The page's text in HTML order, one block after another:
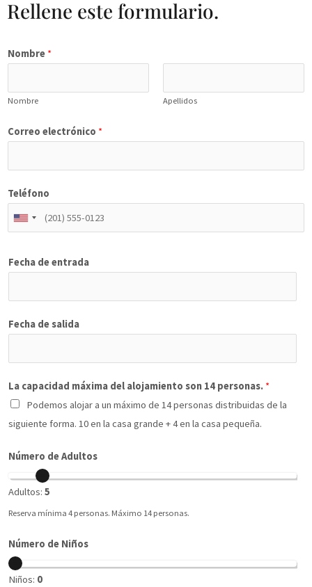
Rellene este formulario.
Nombre *
Nombre Apellidos
Correo electrónico *
Teléfono
Fecha de entrada
Fecha de salida
La capacidad máxima del alojamiento son 14 personas. *
Podemos alojar a un máximo de 14 personas distribuidas de la
siguiente forma. 10 en la casa grande + 4 en la casa pequeña.
Número de Adultos
Adultos: 5
Reserva mínima 4 personas. Máximo 14 personas.
Número de Niños
Niños: 0